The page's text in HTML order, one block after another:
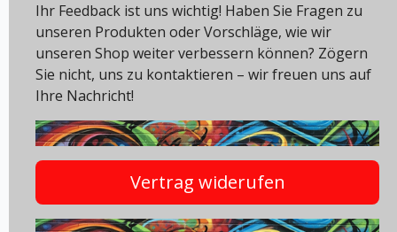
Ihr Feedback ist uns wichtig! Haben Sie Fragen zu
unseren Produkten oder Vorschläge, wie wir
unseren Shop weiter verbessern können? Zögern
Sie nicht, uns zu kontaktieren – wir freuen uns auf
Ihre Nachricht!
Vertrag widerufen